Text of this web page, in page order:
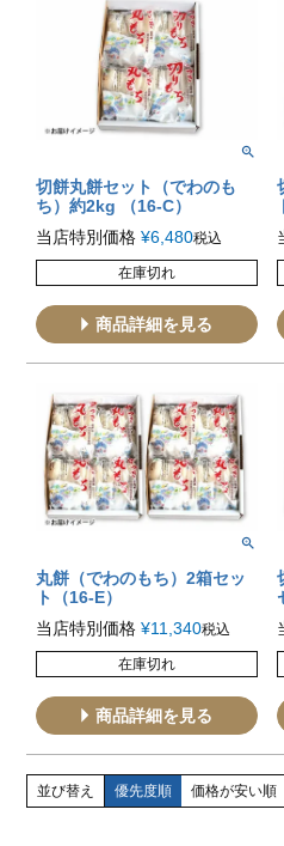
切餅丸餅セット（でわのも
ち）約2kg （16-C）
当店特別価格 ¥6,480税込
在庫切れ
商品詳細を見る
丸餅（でわのもち）2箱セッ
ト（16-E）
当店特別価格 ¥11,340税込
在庫切れ
商品詳細を見る
並び替え 優先度順 価格が安い順